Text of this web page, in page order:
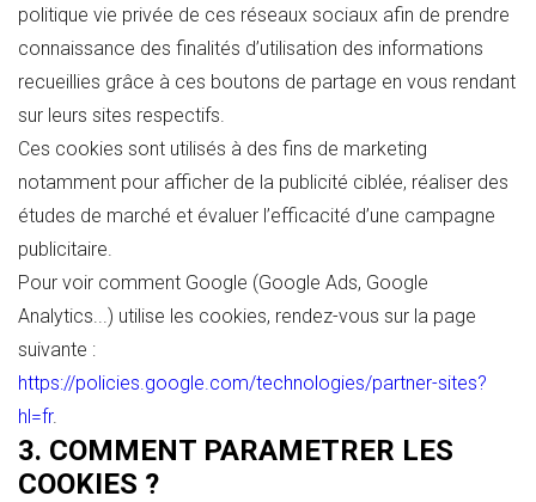
politique vie privée de ces réseaux sociaux afin de prendre
connaissance des finalités d’utilisation des informations
recueillies grâce à ces boutons de partage en vous rendant
sur leurs sites respectifs.
Ces cookies sont utilisés à des fins de marketing
notamment pour afficher de la publicité ciblée, réaliser des
études de marché et évaluer l’efficacité d’une campagne
publicitaire.
Pour voir comment Google (Google Ads, Google
Analytics...) utilise les cookies, rendez-vous sur la page
suivante :
https://policies.google.com/technologies/partner-sites?
hl=fr.
3. COMMENT PARAMETRER LES
COOKIES ?